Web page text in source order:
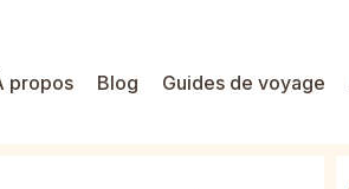
propos Blog Guides de voyage